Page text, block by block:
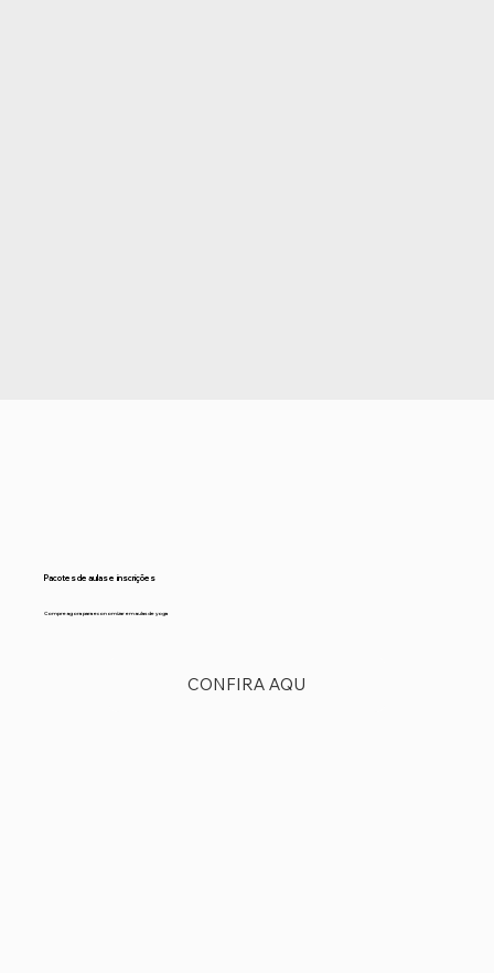
Pacotes de aulas e inscrições
Compre agora para economizar em aulas de yoga
CONFIRA AQU